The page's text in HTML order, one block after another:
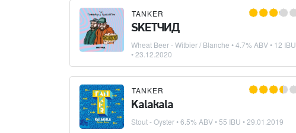
TANKER
SKETЧИД
Wheat Beer - Witbier / Blanche • 4.7% ABV • 12 IBU
•23.12.2020
TANKER
Kalakala
Stout - Oyster• 6.5% ABV • 55 IBU •29.01.2019